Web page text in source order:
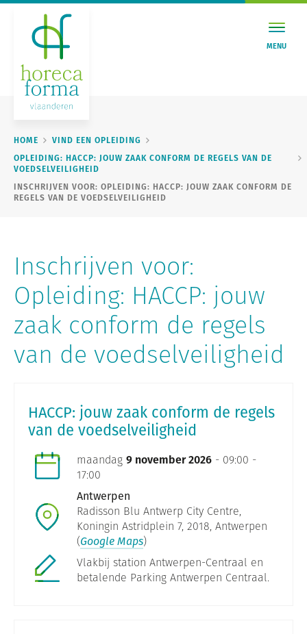
MENU
HOME
VIND EEN OPLEIDING
OPLEIDING: HACCP: JOUW ZAAK CONFORM DE REGELS VAN DE
VOEDSELVEILIGHEID
INSCHRIJVEN VOOR: OPLEIDING: HACCP: JOUW ZAAK CONFORM DE
REGELS VAN DE VOEDSELVEILIGHEID
Inschrijven voor:
Opleiding: HACCP: jouw
zaak conform de regels
van de voedselveiligheid
HACCP: jouw zaak conform de regels
van de voedselveiligheid
maandag 9 november 2026 - 09:00 -
17:00
Antwerpen
Radisson Blu Antwerp City Centre,
Koningin Astridplein 7, 2018, Antwerpen
(Google Maps)
Vlakbij station Antwerpen-Centraal en
betalende Parking Antwerpen Centraal.